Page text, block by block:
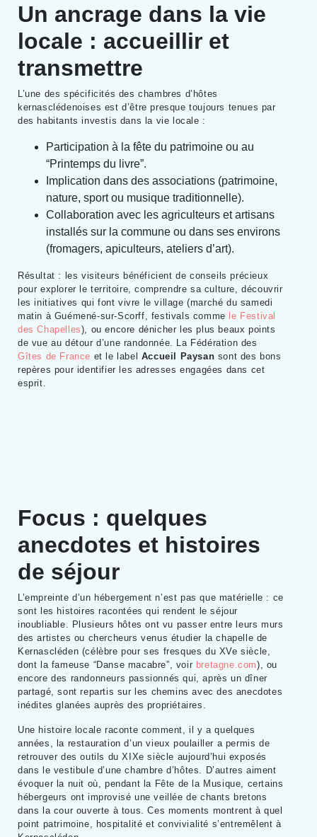
Un ancrage dans la vie
locale : accueillir et
transmettre
L’une des spécificités des chambres d’hôtes
kernasclédenoises est d’être presque toujours tenues par
des habitants investis dans la vie locale :
Participation à la fête du patrimoine ou au
“Printemps du livre”.
Implication dans des associations (patrimoine,
nature, sport ou musique traditionnelle).
Collaboration avec les agriculteurs et artisans
installés sur la commune ou dans ses environs
(fromagers, apiculteurs, ateliers d’art).
Résultat : les visiteurs bénéficient de conseils précieux
pour explorer le territoire, comprendre sa culture, découvrir
les initiatives qui font vivre le village (marché du samedi
matin à Guémené-sur-Scorff, festivals comme le Festival
des Chapelles), ou encore dénicher les plus beaux points
de vue au détour d’une randonnée. La Fédération des
Gîtes de France et le label Accueil Paysan sont des bons
repères pour identifier les adresses engagées dans cet
esprit.
Focus : quelques
anecdotes et histoires
de séjour
L’empreinte d’un hébergement n’est pas que matérielle : ce
sont les histoires racontées qui rendent le séjour
inoubliable. Plusieurs hôtes ont vu passer entre leurs murs
des artistes ou chercheurs venus étudier la chapelle de
Kernascléden (célèbre pour ses fresques du XVe siècle,
dont la fameuse “Danse macabre”, voir bretagne.com), ou
encore des randonneurs passionnés qui, après un dîner
partagé, sont repartis sur les chemins avec des anecdotes
inédites glanées auprès des propriétaires.
Une histoire locale raconte comment, il y a quelques
années, la restauration d’un vieux poulailler a permis de
retrouver des outils du XIXe siècle aujourd’hui exposés
dans le vestibule d’une chambre d’hôtes. D’autres aiment
évoquer la nuit où, pendant la Fête de la Musique, certains
hébergeurs ont improvisé une veillée de chants bretons
dans la cour ouverte à tous. Ces moments montrent à quel
point patrimoine, hospitalité et convivialité s’entremêlent à